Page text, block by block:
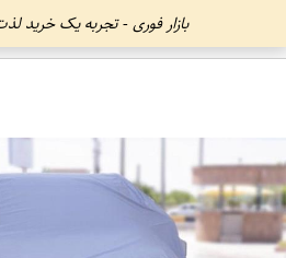
بازار فوری - تجربه یک خرید